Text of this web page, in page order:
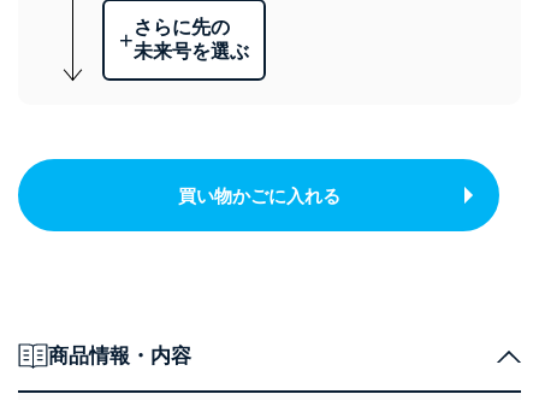
+さらに先の
未来号を選ぶ
買い物かごに入れる
商品情報・内容